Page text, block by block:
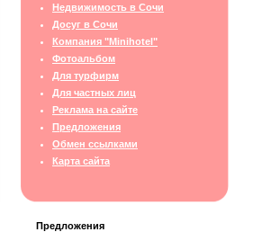
Недвижимость в Сочи
Досуг в Сочи
Компания "Minihotel"
Фотоальбом
Для турфирм
Для частных лиц
Реклама на сайте
Предложения
Обмен ссылками
Карта сайта
Предложения